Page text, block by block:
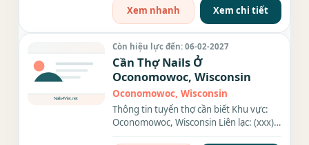
Xem nhanh
Xem chi tiết
Còn hiệu lực đến: 06-02-2027
Cần Thợ Nails Ở
Oconomowoc, Wisconsin
Oconomowoc, Wisconsin
Thông tin tuyển thợ cần biết Khu vực:
Oconomowoc, Wisconsin Liên lạc: (xxx)